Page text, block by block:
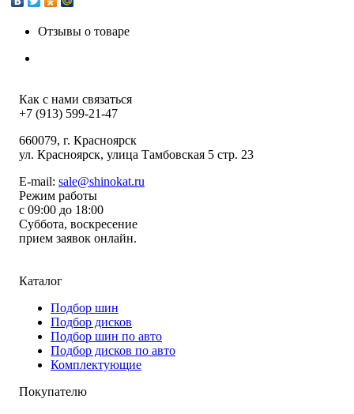
Отзывы о товаре
Как с нами связаться
+7 (913) 599-21-47
660079, г. Красноярск
ул. Красноярск, улица Тамбовская 5 стр. 23
E-mail: sale@shinokat.ru
Режим работы
с 09:00 до 18:00
Суббота, воскресение
прием заявок онлайн.
Каталог
Подбор шин
Подбор дисков
Подбор шин по авто
Подбор дисков по авто
Комплектующие
Покупателю